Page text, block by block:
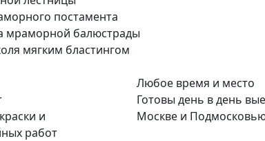
постамента
мраморной балюстрады
мягким бластингом
и
работ
Любое время и место
Готовы день в день
Москве и